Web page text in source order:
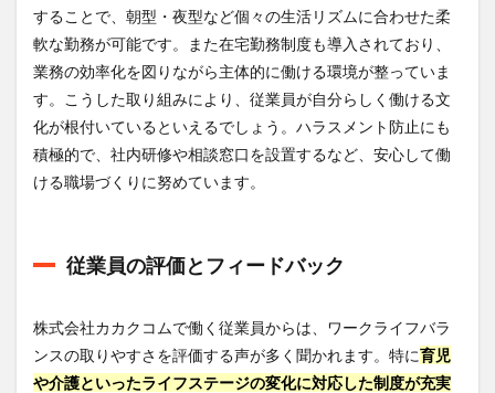
することで、朝型・夜型など個々の生活リズムに合わせた柔
軟な勤務が可能です。また在宅勤務制度も導入されており、
業務の効率化を図りながら主体的に働ける環境が整っていま
す。こうした取り組みにより、従業員が自分らしく働ける文
化が根付いているといえるでしょう。ハラスメント防止にも
積極的で、社内研修や相談窓口を設置するなど、安心して働
ける職場づくりに努めています。
従業員の評価とフィードバック
株式会社カカクコムで働く従業員からは、ワークライフバラ
ンスの取りやすさを評価する声が多く聞かれます。特に育児
や介護といったライフステージの変化に対応した制度が充実